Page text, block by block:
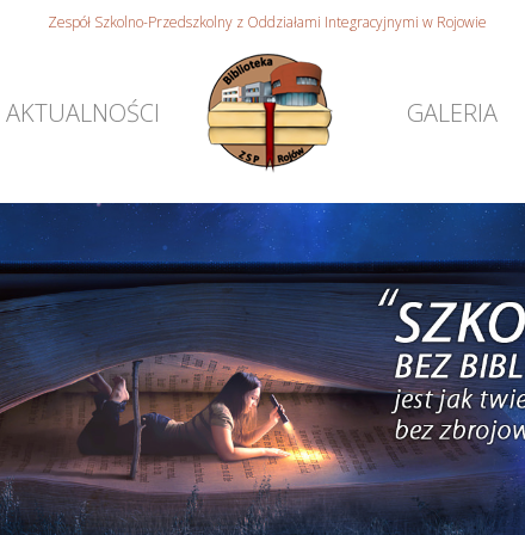
Zespół Szkolno-Przedszkolny z Oddziałami Integracyjnymi w Rojowie
AKTUALNOŚCI GALERIA